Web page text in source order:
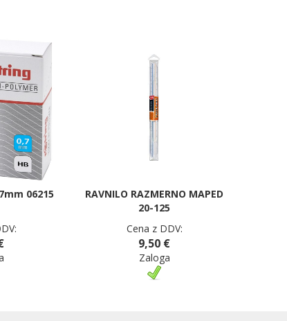
06215
RAVNILO RAZMERNO MAPED
20-125
Cena z DDV:
9,50 €
Zaloga